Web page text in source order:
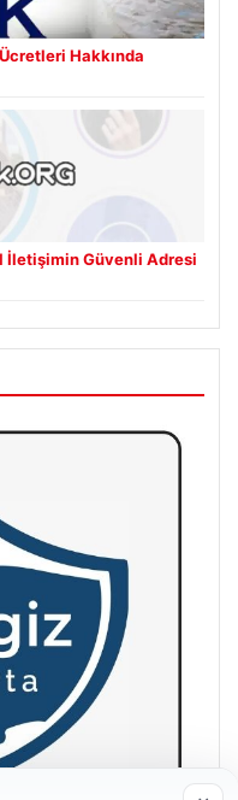
Hakkında
İletişimin Güvenli Adresi